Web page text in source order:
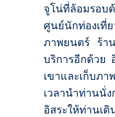
จูโน่ที่ล้อมรอ
ศูนย์นักท่องเ
ภาพยนตร์ ร้า
บริการอีกด้วย
เขาและเก็บภ
เวลานำท่านนั่
อิสระให้ท่านเ